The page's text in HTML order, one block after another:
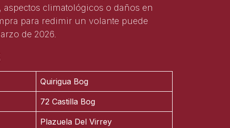
climatológicos o daños en
para redimir un volante puede
de 2026.
Quirigua Bog
72 Castilla Bog
Plazuela Del Virrey